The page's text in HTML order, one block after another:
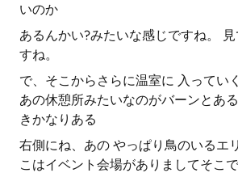
いのか
あるんかい?みたいな感じですね。
すね。
で、そこからさらに温室に 入ってい
あの休憩所みたいなのがバーンとあ
きかなりある
右側にね、あの やっぱり鳥のいるエ
こはイベント会場がありましてそこ